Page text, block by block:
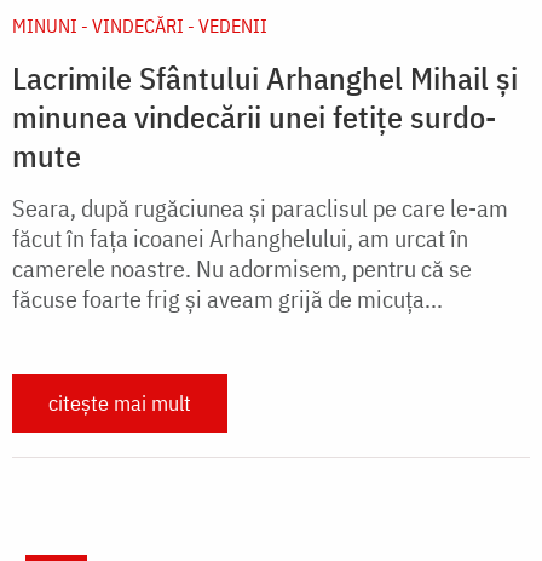
MINUNI - VINDECĂRI - VEDENII
Lacrimile Sfântului Arhanghel Mihail și
minunea vindecării unei fetițe surdo-
mute
Seara, după rugăciunea și paraclisul pe care le-am
făcut în fața icoanei Arhanghelului, am urcat în
camerele noastre. Nu adormisem, pentru că se
făcuse foarte frig și aveam grijă de micuța...
citește mai mult